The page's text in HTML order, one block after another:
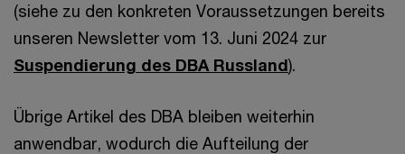
(siehe zu den konkreten Voraussetzungen bereits
unseren Newsletter vom 13. Juni 2024 zur
Suspendierung des DBA Russland).
Übrige Artikel des DBA bleiben weiterhin
anwendbar, wodurch die Aufteilung der